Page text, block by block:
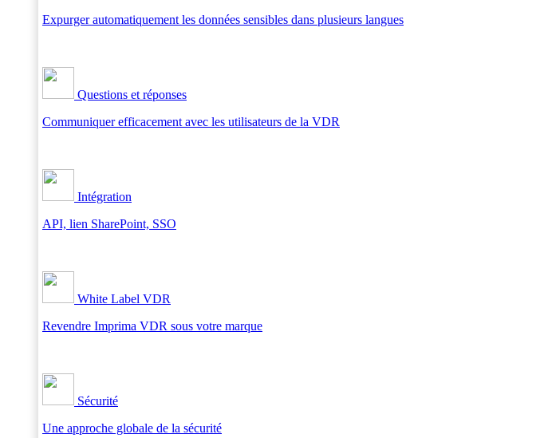
Expurger automatiquement les données sensibles dans plusieurs langues
Questions et réponses
Communiquer efficacement avec les utilisateurs de la VDR
Intégration
API, lien SharePoint, SSO
White Label VDR
Revendre Imprima VDR sous votre marque
Sécurité
Une approche globale de la sécurité